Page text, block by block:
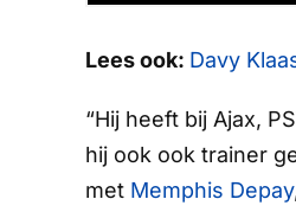
Lees ook: Davy
“Hij heeft bij Ajax,
hij ook ook trainer
met Memphis Depay